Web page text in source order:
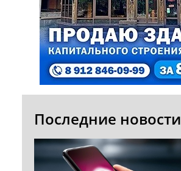
Последние новости